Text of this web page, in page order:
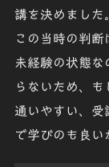
講を決めました
この当時の判断
未経験の状態
らないため、も
通いやすい、受
で学びのも良い